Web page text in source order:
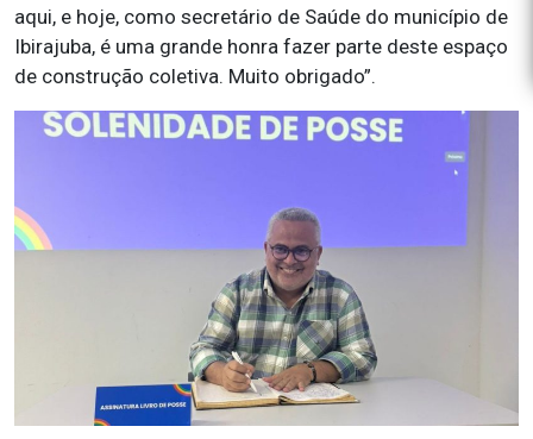
aqui, e hoje, como secretário de Saúde do município de
Ibirajuba, é uma grande honra fazer parte deste espaço
de construção coletiva. Muito obrigado”.